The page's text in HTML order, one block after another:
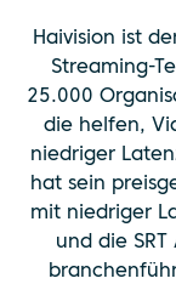
Haivision ist
Streaming-
25.000
die helfen,
niedriger
hat sein
mit niedriger
und die